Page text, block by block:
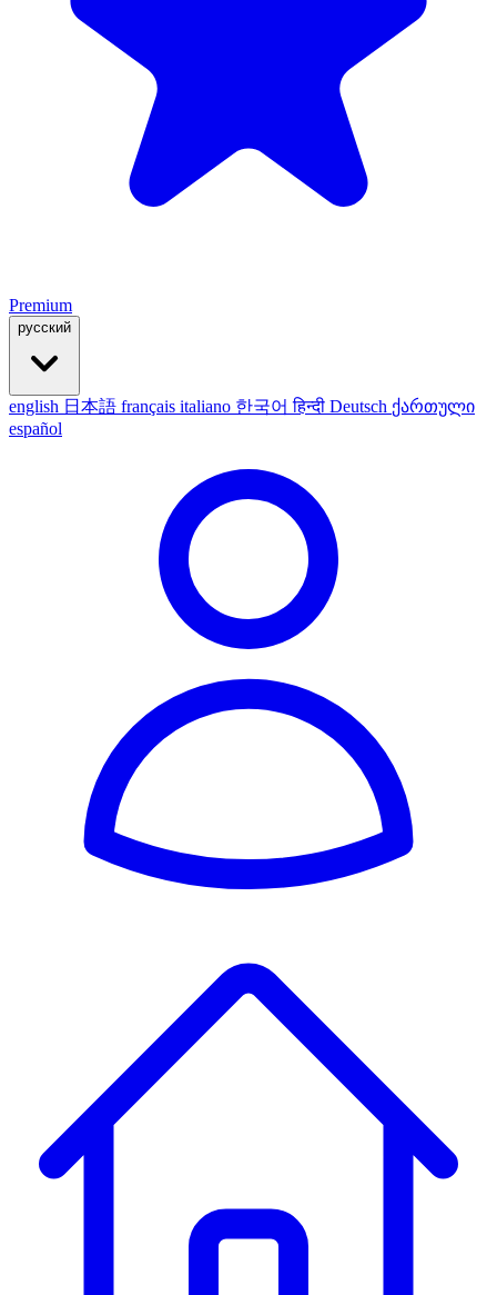
Premium
русский
english 日本語 français italiano 한국어हिन्दी Deutsch ქართული
español